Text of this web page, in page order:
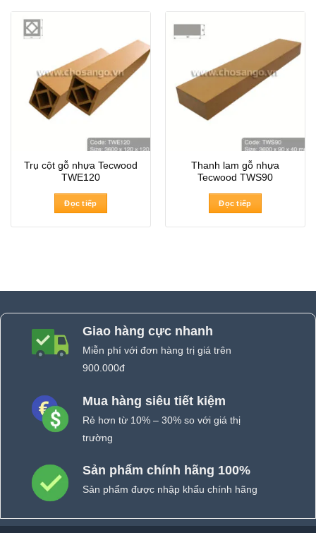
Trụ cột gỗ nhựa Tecwood
TWE120
Đọc tiếp
Thanh lam gỗ nhựa
Tecwood TWS90
Đọc tiếp
Giao hàng cực nhanh
Miễn phí với đơn hàng trị giá trên
900.000đ
Mua hàng siêu tiết kiệm
Rẻ hơn từ 10% – 30% so với giá thị
trường
Sản phẩm chính hãng 100%
Sản phẩm được nhập khẩu chính hãng